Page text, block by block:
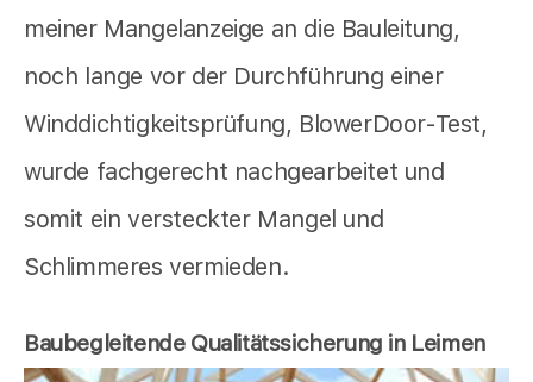
meiner Mangelanzeige an die Bauleitung,
noch lange vor der Durchführung einer
Winddichtigkeitsprüfung, BlowerDoor-Test,
wurde fachgerecht nachgearbeitet und
somit ein versteckter Mangel und
Schlimmeres vermieden.
Baubegleitende Qualitätssicherung in Leimen